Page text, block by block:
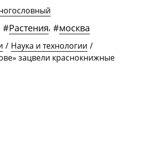
#Растения, #москва
/ Наука и технологии /
зацвели краснокнижные